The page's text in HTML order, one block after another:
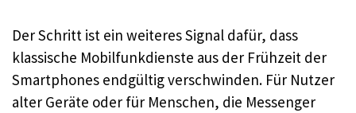
Der Schritt ist ein weiteres Signal dafür, dass
klassische Mobilfunkdienste aus der Frühzeit der
Smartphones endgültig verschwinden. Für Nutzer
alter Geräte oder für Menschen, die Messenger